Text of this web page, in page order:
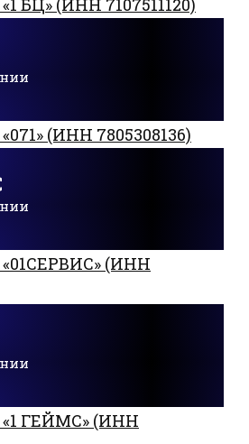
БЦ» (ИНН 7107511120)
(ИНН 7805308136)
(ИНН
ГЕЙМС» (ИНН